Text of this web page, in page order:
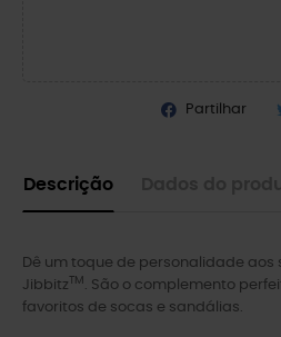
Partilhar
Descrição
Dê um toque de personalidade aos
JibbitzTM . São o complemento
favoritos de socas e sandálias.